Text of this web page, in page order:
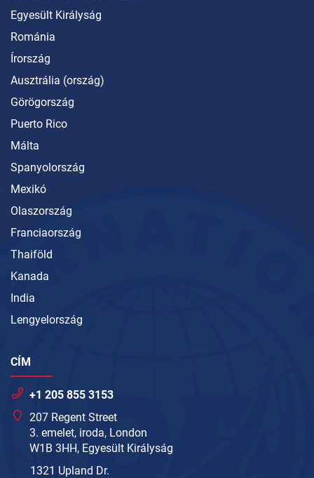
Egyesült Királyság
Románia
Írország
Ausztrália (ország)
Görögország
Puerto Rico
Málta
Spanyolország
Mexikó
Olaszország
Franciaország
Thaiföld
Kanada
India
Lengyelország
CÍM
+1 205 855 3153
207 Regent Street
3. emelet, iroda, London
W1B 3HH, Egyesült Királyság
1321 Upland Dr.